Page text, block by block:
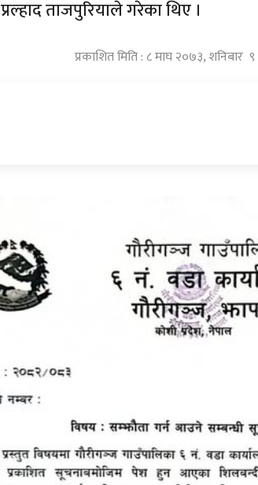
प्रल्हाद ताजपुरियाले गरेका थिए ।
प्रकाशित मिति : ८ माघ २०७३, शनिबार